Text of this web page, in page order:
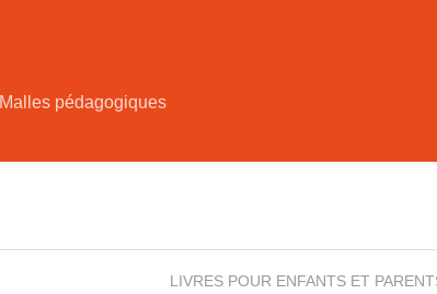
Malles pédagogiques
LIVRES POUR ENFANTS ET